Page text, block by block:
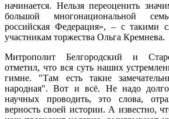
начинается. Нельзя переоценить
большой многонациональной
российская Федерация», – с такими
участникам торжества Ольга Кремнева.
Митрополит Белгородский и
отметил, что вся суть наших
гимне. "Там есть такие
народная". Вот и всё. Не надо долго
научных проводить, это слова,
верность своей истории. А известно,